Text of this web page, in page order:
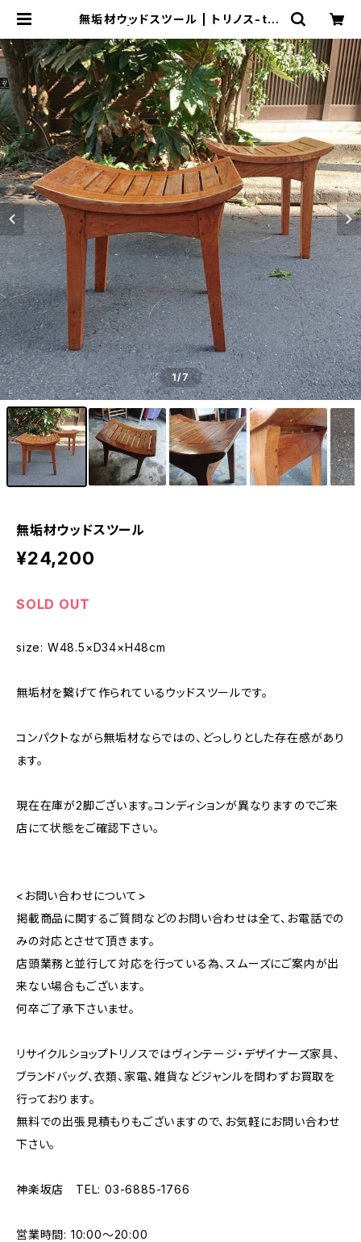
無垢材ウッドスツール | トリノス-tor
ショップ・古着
1/7
無垢材ウッドスツール
¥24,200
SOLD OUT
size: W48.5×D34×H48cm
無垢材を繋げて作られているウッドスツールです。
コンパクトながら無垢材ならではの、どっしりとした存在感があり
ます。
現在在庫が2脚ございます。コンディションが異なりますのでご来
店にて状態をご確認下さい。
<お問い合わせについて>
掲載商品に関するご質問などのお問い合わせは全て、お電話での
みの対応とさせて頂きます。
店頭業務と並行して対応を行っている為、スムーズにご案内が出
来ない場合もございます。
何卒ご了承下さいませ。
リサイクルショップトリノスではヴィンテージ・デザイナーズ家具、
ブランドバッグ、衣類、家電、雑貨などジャンルを問わずお買取を
行っております。
無料での出張見積もりもございますので、お気軽にお問い合わせ
下さい。
神楽坂店 TEL: 03-6885-1766
営業時間: 10:00〜20:00